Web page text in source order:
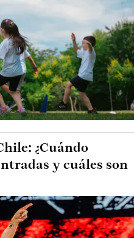
¿Cuándo
y cuáles son